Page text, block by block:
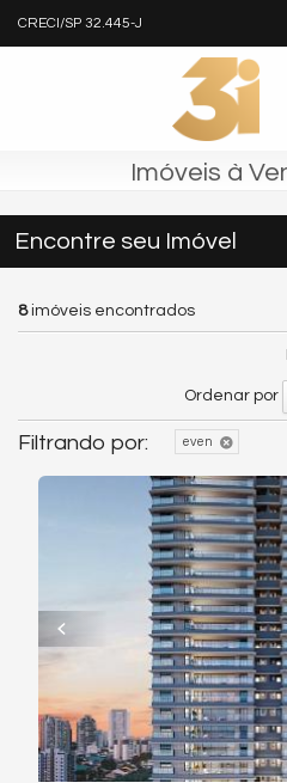
CRECI/SP 32.445-J
Imóveis à
Encontre seu Imóvel
8imóveis encontrados
Ordenar por
Filtrando por: even